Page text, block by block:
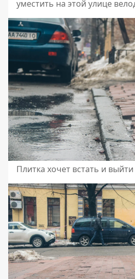
уместить на этой улице
Плитка хочет встать и выйти